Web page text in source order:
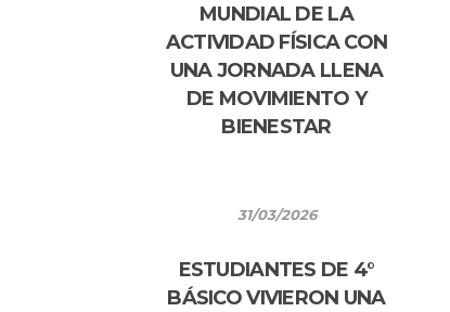
MUNDIAL DE LA
ACTIVIDAD FÍSICA CON
UNA JORNADA LLENA
DE MOVIMIENTO Y
BIENESTAR
31/03/2026
ESTUDIANTES DE 4°
BÁSICO VIVIERON UNA